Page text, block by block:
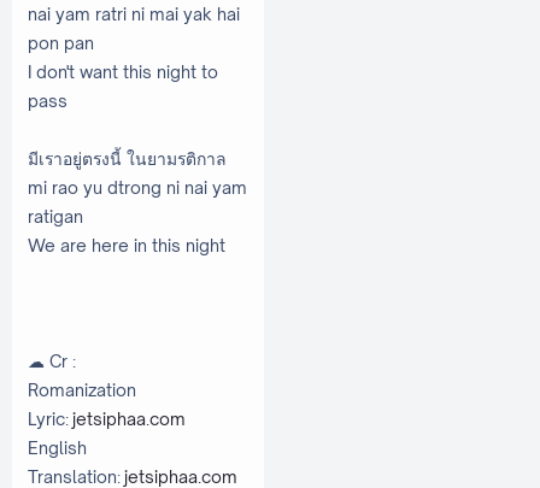
nai yam ratri ni mai yak hai
pon pan
I don't want this night to
pass
มีเราอยู่ตรงนี้ ในยามรติกาล
mi rao yu dtrong ni nai yam
ratigan
We are here in this night
☁ Cr :
Romanization
Lyric:jetsiphaa.com
English
Translation:jetsiphaa.com